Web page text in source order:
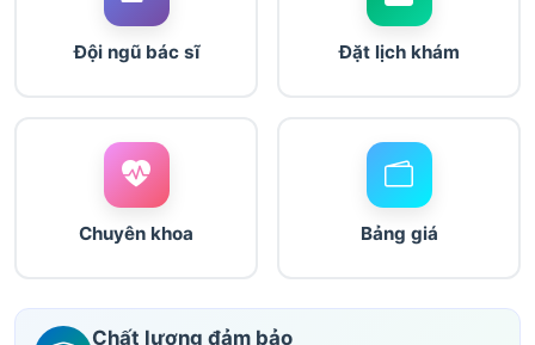
Đội ngũ bác sĩ Đặt lịch khám
Chuyên khoa Bảng giá
Chất lượng đảm bảo